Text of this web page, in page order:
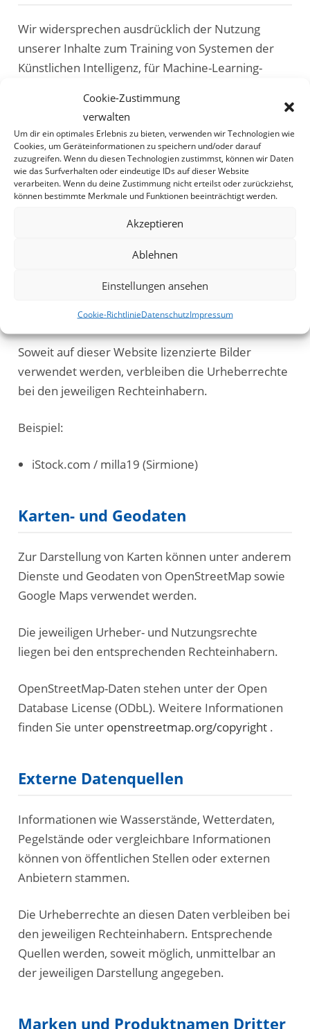
Cookie-Zustimmung
verwalten
Um dir ein optimales Erlebnis zu bieten, verwenden wir Technologien wie
Cookies, um Geräteinformationen zu speichern und/oder darauf
zuzugreifen. Wenn du diesen Technologien zustimmst, können wir Daten
wie das Surfverhalten oder eindeutige IDs auf dieser Website
verarbeiten. Wenn du deine Zustimmung nicht erteilst oder zurückziehst,
können bestimmte Merkmale und Funktionen beeinträchtigt werden.
Akzeptieren
Ablehnen
Einstellungen ansehen
Cookie-RichtlinieDatenschutzImpressum
Wir widersprechen ausdrücklich der Nutzung
unserer Inhalte zum Training von Systemen der
Künstlichen Intelligenz, für Machine-Learning-
Augmented-Generation (RAG), Embedding-
Datenbanken sowie für automatisiertes Text- und
Data-Mining.
Dieser Nutzungsvorbehalt umfasst insbesondere
das automatisierte Crawlen, Scrapen, Auslesen,
Archivieren oder sonstige maschinelle Verarbeiten
Grundlage von § 44b UrhG, soweit anwendbar.
Bildnachweise
Soweit auf dieser Website lizenzierte Bilder
verwendet werden, verbleiben die Urheberrechte
bei den jeweiligen Rechteinhabern.
Beispiel:
iStock.com / milla19 (Sirmione)
Karten- und Geodaten
Zur Darstellung von Karten können unter anderem
Dienste und Geodaten von OpenStreetMap sowie
Google Maps verwendet werden.
Die jeweiligen Urheber- und Nutzungsrechte
liegen bei den entsprechenden Rechteinhabern.
OpenStreetMap-Daten stehen unter der Open
Database License (ODbL). Weitere Informationen
finden Sie unter openstreetmap.org/copyright .
Externe Datenquellen
Informationen wie Wasserstände, Wetterdaten,
Pegelstände oder vergleichbare Informationen
können von öffentlichen Stellen oder externen
Anbietern stammen.
Die Urheberrechte an diesen Daten verbleiben bei
den jeweiligen Rechteinhabern. Entsprechende
Quellen werden, soweit möglich, unmittelbar an
der jeweiligen Darstellung angegeben.
Marken und Produktnamen Dritter